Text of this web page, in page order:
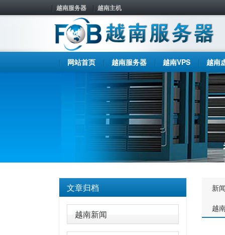
越南服务器 越南主机
网站首页 越南服务器 越南VPS 越南
文章归档
越南新闻
新
越